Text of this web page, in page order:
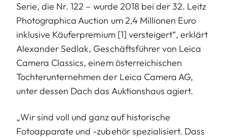
Serie, die Nr. 122 – wurde 2018 bei der 32. Leitz
Photographica Auction um 2,4 Millionen Euro
inklusive Käuferpremium [1] versteigert“, erklärt
Alexander Sedlak, Geschäftsführer von Leica
Camera Classics, einem österreichischen
Tochterunternehmen der Leica Camera AG,
unter dessen Dach das Auktionshaus agiert.
„Wir sind voll und ganz auf historische
Fotoapparate und -zubehör spezialisiert. Dass